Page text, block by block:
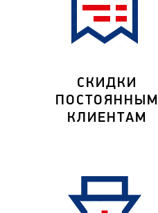
СКИДКИ
ПОСТОЯННЫМ
КЛИЕНТАМ